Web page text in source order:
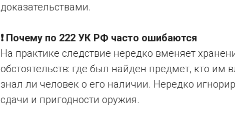
доказательствами.
❗ Почему по 222 УК РФ часто ошибаются
На практике следствие нередко вменяет
обстоятельств: где был найден предмет, кто им
знал ли человек о его наличии. Нередко
сдачи и пригодности оружия.